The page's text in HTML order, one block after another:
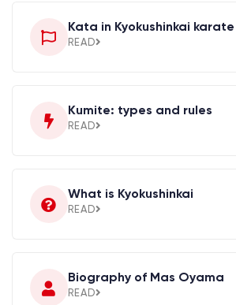
Kata in Kyokushinkai karate
READ
Kumite: types and rules
READ
What is Kyokushinkai
READ
Biography of Mas Oyama
READ